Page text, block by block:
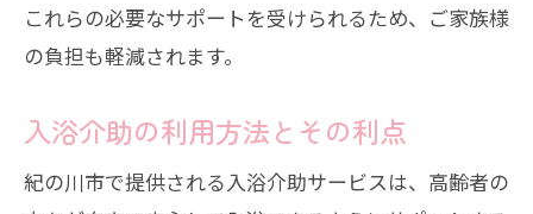
これらの必要なサポートを受けられるため、ご家族様
の負担も軽減されます。
入浴介助の利用方法とその利点
紀の川市で提供される入浴介助サービスは、高齢者の